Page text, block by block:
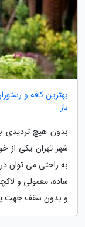
بهترین کافه و
باز
بدون هیچ تردیدی
شهر تهران یکی از
به راحتی می توان
ساده، معمولی و
و بدون سقف جهت